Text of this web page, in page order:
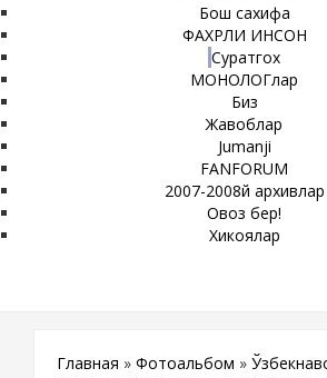
Бош сахифа
ФАХРЛИ ИНСОН
Суратгох
МОНОЛОГлар
Биз
Жавоблар
Jumanji
FANFORUM
2007-2008й архивлар
Овоз бер!
Хикоялар
Главная » Фотоальбом »